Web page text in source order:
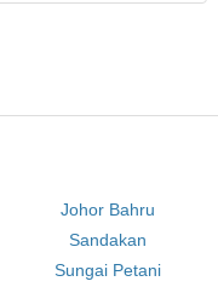
Johor Bahru
Sandakan
Sungai Petani